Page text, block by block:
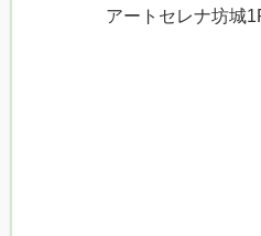
アートセレナ坊城